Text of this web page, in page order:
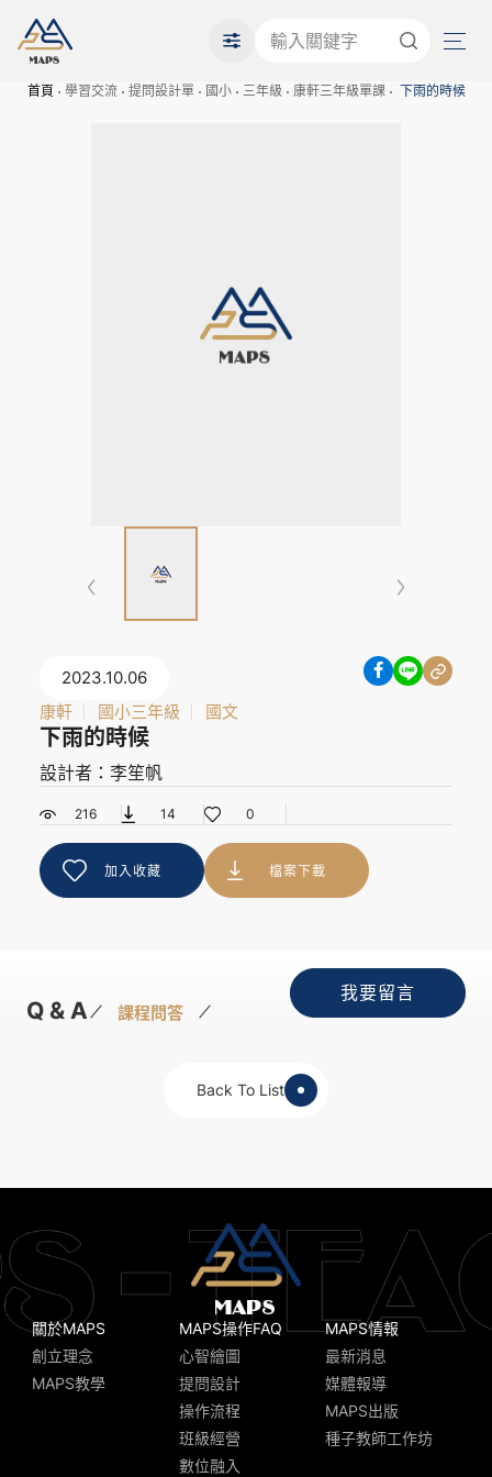
首頁 學習交流 提問設計單 國小 三年級 康軒三年級單課 下雨的時候
2023.10.06
康軒
國小三年級 國文
下雨的時候
設計者：李笙帆
216 14 0
加入收藏 檔案下載
Q & A 課程問答
我要留言
Back To List
關於MAPS
創立理念
MAPS教學
MAPS操作FAQ
心智繪圖
提問設計
操作流程
班級經營
數位融入
MAPS情報
最新消息
媒體報導
MAPS出版
種子教師工作坊